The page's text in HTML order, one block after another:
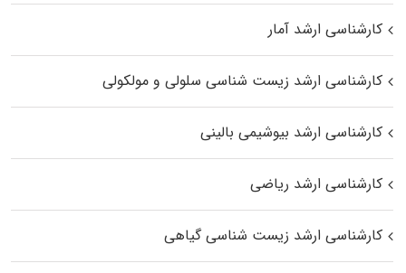
کارشناسی ارشد آمار
کارشناسی ارشد زیست شناسی سلولی و مولکولی
کارشناسی ارشد بیوشیمی بالینی
کارشناسی ارشد ریاضی
کارشناسی ارشد زیست‌ شناسی گیاهی